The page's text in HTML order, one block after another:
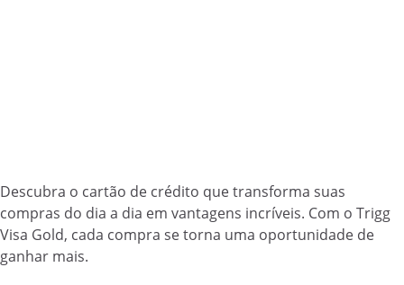
Descubra o cartão de crédito que transforma suas
compras do dia a dia em vantagens incríveis. Com o Trigg
Visa Gold, cada compra se torna uma oportunidade de
ganhar mais.